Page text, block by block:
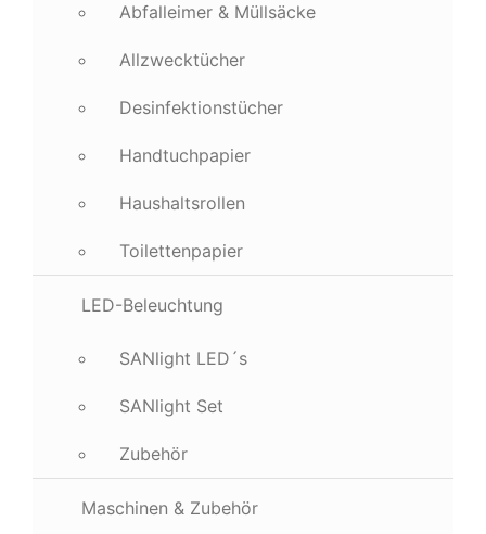
Abfalleimer & Müllsäcke
Allzwecktücher
Desinfektionstücher
Handtuchpapier
Haushaltsrollen
Toilettenpapier
LED-Beleuchtung
SANlight LED´s
SANlight Set
Zubehör
Maschinen & Zubehör